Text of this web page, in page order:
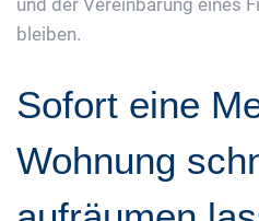
und der Vereinbarung eines
bleiben.
Sofort eine
Wohnung